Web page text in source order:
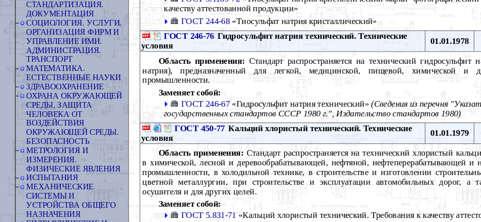
СТАНДАРТИЗАЦИЯ.
ДОКУМЕНТАЦИЯ
СОЦИОЛОГИЯ. УСЛУГИ.
ОРГАНИЗАЦИЯ ФИРМ И
УПРАВЛЕНИЕ ИМИ.
АДМИНИСТРАЦИЯ.
ТРАНСПОРТ
МАТЕМАТИКА.
ЕСТЕСТВЕННЫЕ НАУКИ
ЗДРАВООХРАНЕНИЕ
ОХРАНА ОКРУЖАЮЩЕЙ
СРЕДЫ, ЗАЩИТА
ЧЕЛОВЕКА ОТ
ВОЗДЕЙСТВИЯ
ОКРУЖАЮЩЕЙ СРЕДЫ.
БЕЗОПАСНОСТЬ
МЕТРОЛОГИЯ И
ИЗМЕРЕНИЯ.
ФИЗИЧЕСКИЕ ЯВЛЕНИЯ
ИСПЫТАНИЯ
МЕХАНИЧЕСКИЕ
СИСТЕМЫ И
УСТРОЙСТВА ОБЩЕГО
НАЗНАЧЕНИЯ
качеству аттестованной продукции»
ГОСТ 244-68 «Тиосульфат натрия кристаллический»
ГОСТ 246-76 Гидросульфит натрия технический. Технические
условия
01.01.1978
Область применения: Стандарт распространяется на технический гидросульфит
натрия), предназначенный для легкой, медицинской, пищевой, химической и
промышленности.
Заменяет собой:
ГОСТ 246-67«Гидросульфит натрия технический»(Сведения из перечня
государственных стандартов СССР 1980 г.", Издательство стандартов 1980)
ГОСТ 450-77 Кальций хлористый технический. Технические
условия
01.01.1979
Область применения:Стандарт распространяется на технический хлористый
в химической, лесной и деревообрабатывающей, нефтяной, нефтеперерабатывающей и
промышленности, в холодильной технике, в строительстве и изготовлении
цветной металлургии, при строительстве и эксплуатации автомобильных дорог, а
осушителя и для других целей.
Заменяет собой:
ГОСТ 5.831-71«Кальций хлористый технический. Требования к качеству